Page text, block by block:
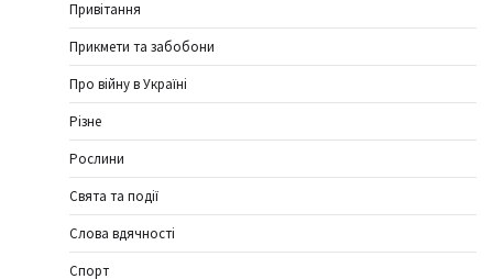
Привітання
Прикмети та забобони
Про війну в Україні
Різне
Рослини
Свята та події
Слова вдячності
Спорт